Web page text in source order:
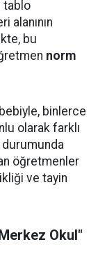
tablo
alanının
bu
norm
binlerce
olarak farklı
öğretmenler
ve tayin
Okul"